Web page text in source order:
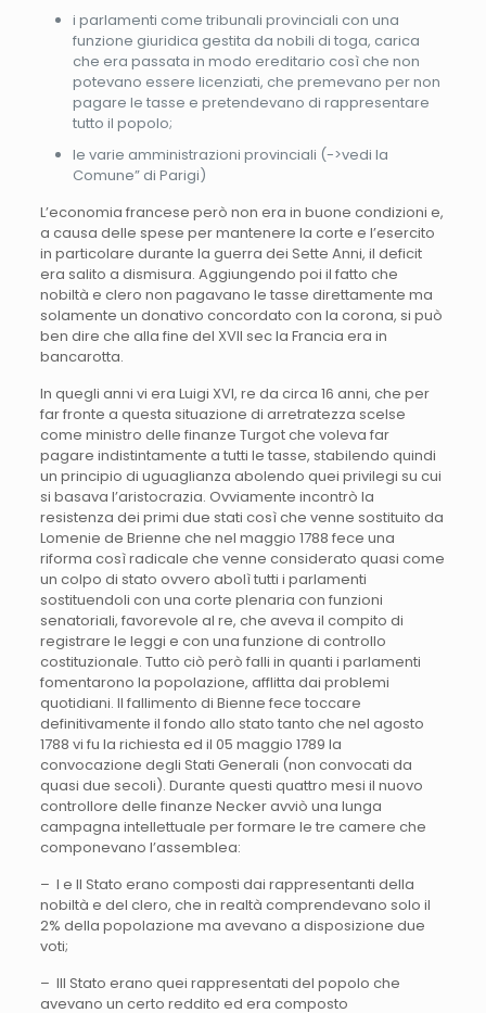
i parlamenti come tribunali provinciali con una
funzione giuridica gestita da nobili di toga, carica
che era passata in modo ereditario così che non
potevano essere licenziati, che premevano per non
pagare le tasse e pretendevano di rappresentare
tutto il popolo;
le varie amministrazioni provinciali (->vedi la
Comune” di Parigi)
L’economia francese però non era in buone condizioni e,
a causa delle spese per mantenere la corte e l’esercito
in particolare durante la guerra dei Sette Anni, il deficit
era salito a dismisura. Aggiungendo poi il fatto che
nobiltà e clero non pagavano le tasse direttamente ma
solamente un donativo concordato con la corona, si può
ben dire che alla fine del XVII sec la Francia era in
bancarotta.
In quegli anni vi era Luigi XVI, re da circa 16 anni, che per
far fronte a questa situazione di arretratezza scelse
come ministro delle finanze Turgot che voleva far
pagare indistintamente a tutti le tasse, stabilendo quindi
un principio di uguaglianza abolendo quei privilegi su cui
si basava l’aristocrazia. Ovviamente incontrò la
resistenza dei primi due stati così che venne sostituito da
Lomenie de Brienne che nel maggio 1788 fece una
riforma così radicale che venne considerato quasi come
un colpo di stato ovvero abolì tutti i parlamenti
sostituendoli con una corte plenaria con funzioni
senatoriali, favorevole al re, che aveva il compito di
registrare le leggi e con una funzione di controllo
costituzionale. Tutto ciò però falli in quanti i parlamenti
fomentarono la popolazione, afflitta dai problemi
quotidiani. Il fallimento di Bienne fece toccare
definitivamente il fondo allo stato tanto che nel agosto
1788 vi fu la richiesta ed il 05 maggio 1789 la
convocazione degli Stati Generali (non convocati da
quasi due secoli). Durante questi quattro mesi il nuovo
controllore delle finanze Necker avviò una lunga
campagna intellettuale per formare le tre camere che
componevano l’assemblea:
– I e II Stato erano composti dai rappresentanti della
nobiltà e del clero, che in realtà comprendevano solo il
2% della popolazione ma avevano a disposizione due
voti;
– III Stato erano quei rappresentati del popolo che
avevano un certo reddito ed era composto